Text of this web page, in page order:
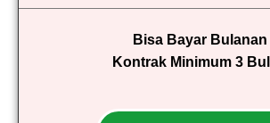
Bisa Bayar Bulanan
Kontrak Minimum 3